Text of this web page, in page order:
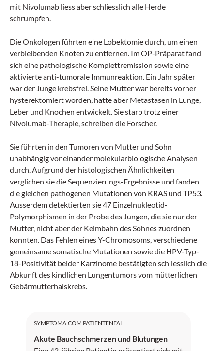
mit Nivolumab liess aber schliesslich alle Herde
schrumpfen.
Die Onkologen führten eine Lobektomie durch, um einen
verbleibenden Knoten zu entfernen. Im OP-Präparat fand
sich eine pathologische Komplettremission sowie eine
aktivierte anti-tumorale Immunreaktion. Ein Jahr später
war der Junge krebsfrei. Seine Mutter war bereits vorher
hysterektomiert worden, hatte aber Metastasen in Lunge,
Leber und Knochen entwickelt. Sie starb trotz einer
Nivolumab-Therapie, schreiben die Forscher.
Sie führten in den Tumoren von Mutter und Sohn
unabhängig voneinander molekularbiologische Analysen
durch. Aufgrund der histologischen Ähnlichkeiten
verglichen sie die Sequenzierungs-Ergebnisse und fanden
die gleichen pathogenen Mutationen von KRAS und TP53.
Ausserdem detektierten sie 47 Einzelnukleotid-
Polymorphismen in der Probe des Jungen, die sie nur der
Mutter, nicht aber der Keimbahn des Sohnes zuordnen
konnten. Das Fehlen eines Y-Chromosoms, verschiedene
gemeinsame somatische Mutationen sowie die HPV-Typ-
18-Positivität beider Karzinome bestätigten schliesslich die
Abkunft des kindlichen Lungentumors vom mütterlichen
Gebärmutterhalskrebs.
SYMPTOMA.COM PATIENTENFALL
Akute Bauchschmerzen und Blutungen